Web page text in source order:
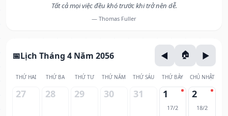
Tất cả mọi việc đều khó trước khi trở nên dễ.
— Thomas Fuller
Lịch Tháng 4 Năm 2056
THỨ HAI THỨ BA THỨ TƯ THỨ NĂM THỨ SÁU THỨ BẢY CHỦ NHẬT
27 28 29 30 31 1
17/2
2
18/2